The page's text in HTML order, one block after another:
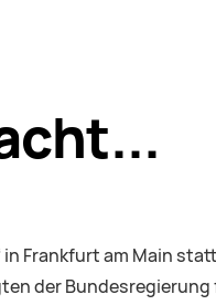
Frankfurt am Main
der